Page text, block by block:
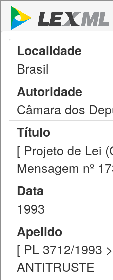
Localidade
Brasil
Autoridade
Câmara dos
Título
[ Projeto de Lei
Mensagem nº
Data
1993
Apelido
[ PL 3712/1993
ANTITRUSTE